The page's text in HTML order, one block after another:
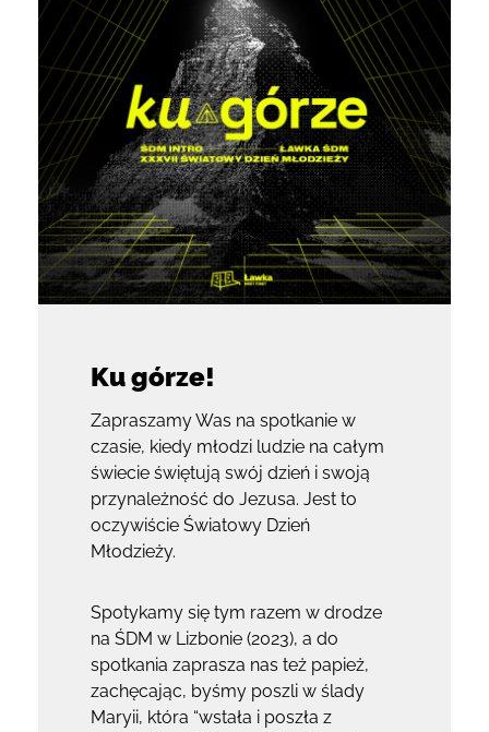
Ku górze!
Zapraszamy Was na spotkanie w
czasie, kiedy młodzi ludzie na całym
świecie świętują swój dzień i swoją
przynależność do Jezusa. Jest to
oczywiście Światowy Dzień
Młodzieży.
Spotykamy się tym razem w drodze
na ŚDM w Lizbonie (2023), a do
spotkania zaprasza nas też papież,
zachęcając, byśmy poszli w ślady
Maryii, która “wstała i poszła z